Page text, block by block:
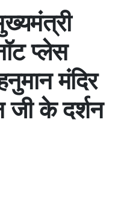
प्लेस
मंदिर
जी के दर्शन